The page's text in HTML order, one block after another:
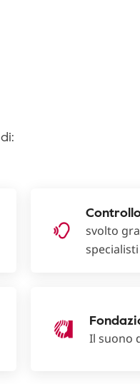
svolto
specialisti
Il suono